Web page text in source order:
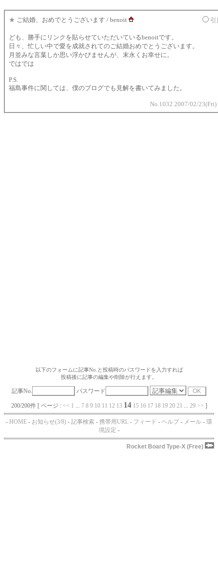
★ ご結婚、おめでとうございます / benoit 引
ども、勝手にリンクを貼らせていただいているbenoitです。
日々、忙しい中で愛を成就されてのご結婚おめでとうございます。
月並みな言葉しか思い浮かびませんが、末永くお幸せに。
ではでは
P.S.
福島事件に関しては、僕のブログでも見解を書いてみました。
No.1032 2007/02/
以下のフォームに記事No.と投稿時のパスワードを入力すれば
投稿後に記事の編集や削除が行えます。
記事No. パスワード
200/200件 [ ページ : << 1 7 8 9 10 11 12 13 14 15 16 17 18 19 20 21 29 >> ]
- HOME - お知らせ(3/8) - 記事検索 - 携帯用URL - フィード - ヘルプ - メール - 環
境設定 -
Rocket Board Type-X (Free)